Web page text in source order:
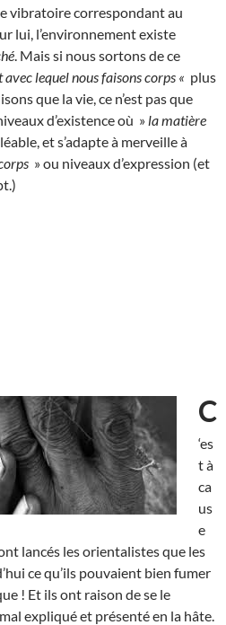
vibratoire correspondant au
lui, l’environnement existe
. Mais si nous sortons de ce
avec lequel nous faisons corps « plus
que la vie, ce n’est pas que
d’existence où » la matière
et s’adapte à merveille à
» ou niveaux d’expression (et
C
‘es
t à
ca
us
e
lancés les orientalistes que les
ce qu’ils pouvaient bien fumer
! Et ils ont raison de se le
expliqué et présenté en la hâte.